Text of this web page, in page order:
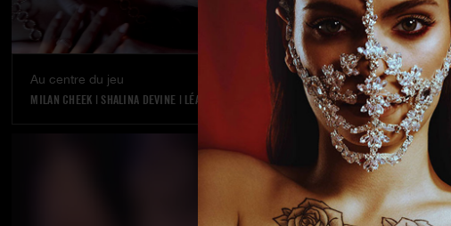
Au centre du jeu
MILAN CHEEK | SHALINA DEVINE | LÉA PAM
Les inconnus de la rue
KYLIE ROCKET